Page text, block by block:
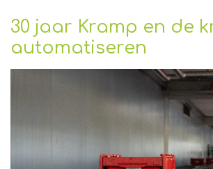
30 jaar Kramp en de
automatiseren